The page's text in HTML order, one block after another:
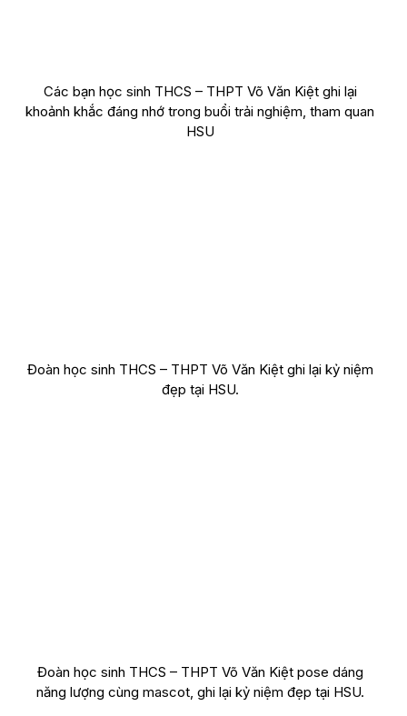
Các bạn học sinh THCS – THPT Võ Văn Kiệt ghi lại
khoảnh khắc đáng nhớ trong buổi trải nghiệm, tham quan
HSU
Đoàn học sinh THCS – THPT Võ Văn Kiệt ghi lại kỷ niệm
đẹp tại HSU.
Đoàn học sinh THCS – THPT Võ Văn Kiệt pose dáng
năng lượng cùng mascot, ghi lại kỷ niệm đẹp tại HSU.